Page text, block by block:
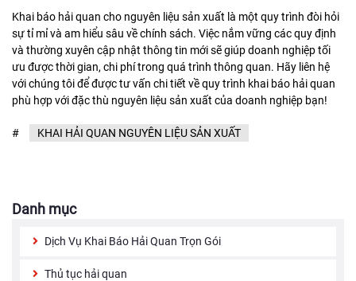
Khai báo hải quan cho nguyên liệu sản xuất là một quy trình đòi hỏi
sự tỉ mỉ và am hiểu sâu về chính sách. Việc nắm vững các quy định
và thường xuyên cập nhật thông tin mới sẽ giúp doanh nghiệp tối
ưu được thời gian, chi phí trong quá trình thông quan. Hãy liên hệ
với chúng tôi để được tư vấn chi tiết về quy trình khai báo hải quan
phù hợp với đặc thù nguyên liệu sản xuất của doanh nghiệp bạn!
# KHAI HẢI QUAN NGUYÊN LIỆU SẢN XUẤT
Danh mục
Dịch Vụ Khai Báo Hải Quan Trọn Gói
Thủ tục hải quan